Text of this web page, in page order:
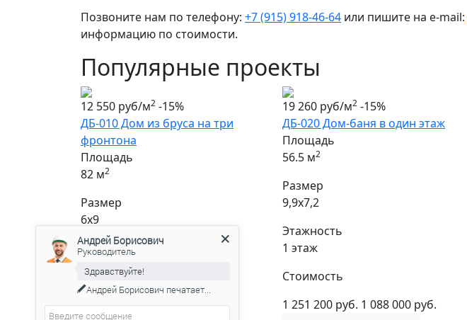
Позвоните нам по телефону: +7 (915) 918-46-64 или пишите на e-mail:
информацию по стоимости.
Популярные проекты
12 550 руб/м2 -15%
ДБ-010 Дом из бруса на три
фронтона
Площадь
82 м2
Размер
6х9
Этажность
1 + мансарда
Стоимость
19 260 руб/м2 -15%
ДБ-020 Дом-баня в один этаж
Площадь
56.5 м2
Размер
9,9х7,2
Этажность
1 этаж
Стоимость
1 251 200 руб. 1 088 000 руб.
Андрей Борисович
Руководитель
Здравствуйте!
Андрей Борисович печатает...